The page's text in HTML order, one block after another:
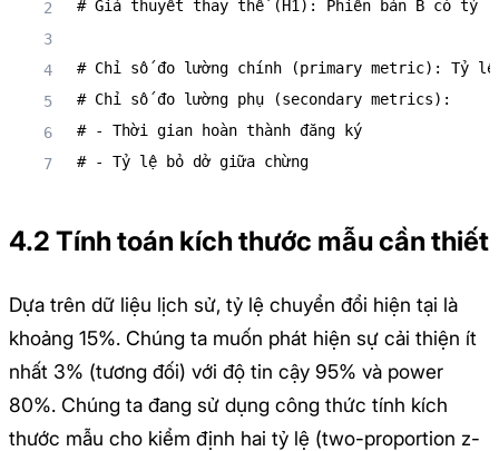
# Giả thuyết thay thế (H1): Phiên bản B có tỷ
# Chỉ số đo lường chính (primary metric): Tỷ lệ
# Chỉ số đo lường phụ (secondary metrics):
# - Thời gian hoàn thành đăng ký
# - Tỷ lệ bỏ dở giữa chừng
4.2 Tính toán kích thước mẫu cần thiết
Dựa trên dữ liệu lịch sử, tỷ lệ chuyển đổi hiện tại là
khoảng 15%. Chúng ta muốn phát hiện sự cải thiện ít
nhất 3% (tương đối) với độ tin cậy 95% và power
80%. Chúng ta đang sử dụng công thức tính kích
thước mẫu cho kiểm định hai tỷ lệ (two-proportion z-